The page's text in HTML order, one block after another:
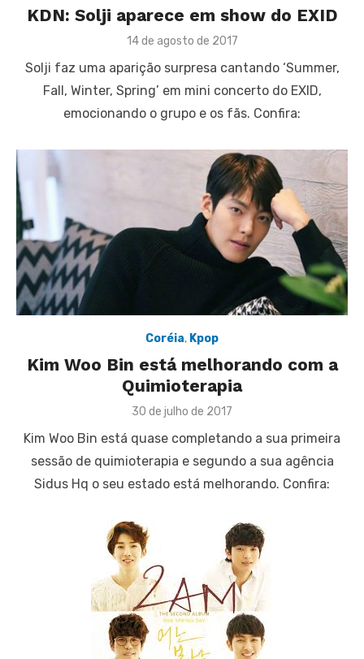
KDN: Solji aparece em show do EXID
Posted
14 de agosto de 2017
Solji faz uma aparição surpresa cantando ‘Summer,
Fall, Winter, Spring’ em mini concerto do EXID,
emocionando o grupo e os fãs. Confira:
Coréia, Kpop
Kim Woo Bin está melhorando com a
Quimioterapia
Posted
30 de julho de 2017
Kim Woo Bin está quase completando a sua primeira
sessão de quimioterapia e segundo a sua agência
Sidus Hq o seu estado está melhorando. Confira: